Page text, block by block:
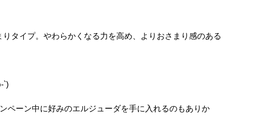
タイプ。やわらかくなる力を高め、よりおさまり感のある
`)
ペーン中に好みのエルジューダを手に入れるのもありか